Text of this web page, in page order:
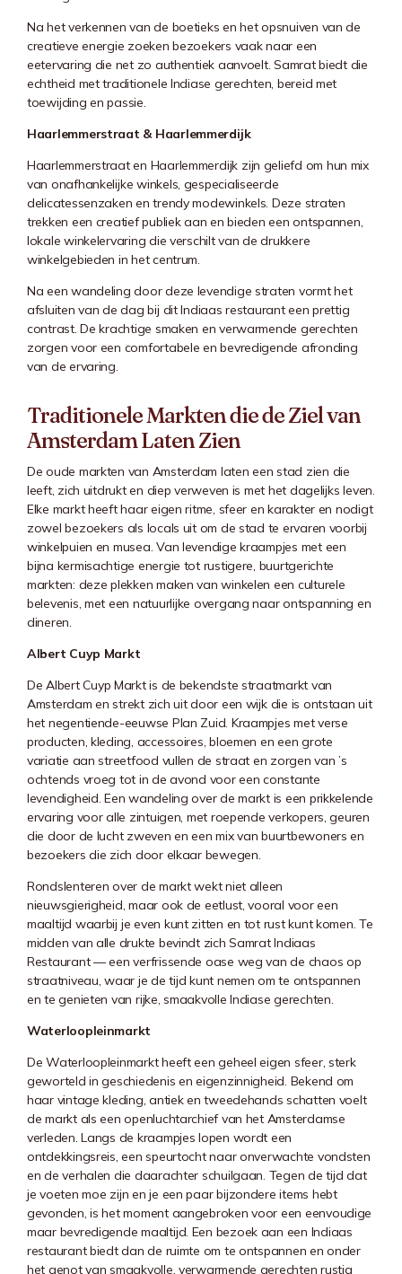
Na het verkennen van de boetieks en het opsnuiven van de
creatieve energie zoeken bezoekers vaak naar een
eetervaring die net zo authentiek aanvoelt. Samrat biedt die
echtheid met traditionele Indiase gerechten, bereid met
toewijding en passie.
Haarlemmerstraat & Haarlemmerdijk
Haarlemmerstraaten Haarlemmerdijk zijn geliefd om hun mix
van onafhankelijke winkels, gespecialiseerde
delicatessenzaken en trendy modewinkels. Deze straten
trekken een creatief publiek aan en bieden een ontspannen,
lokale winkelervaring die verschilt van de drukkere
winkelgebieden in het centrum.
Na een wandeling door deze levendige straten vormt het
afsluiten van de dag bij dit Indiaas restaurant een prettig
contrast. De krachtige smaken en verwarmende gerechten
zorgen voor een comfortabele en bevredigende afronding
van de ervaring.
Traditionele Markten die de Ziel van
Amsterdam Laten Zien
De oude markten van Amsterdam laten een stad zien die
leeft, zich uitdrukt en diep verweven is met het dagelijks leven.
Elke markt heeft haar eigen ritme, sfeer en karakter en nodigt
zowel bezoekers als locals uit om de stad te ervaren voorbij
winkelpuien en musea. Van levendige kraampjes met een
bijna kermisachtige energie tot rustigere, buurtgerichte
markten: deze plekken maken van winkelen een culturele
belevenis, met een natuurlijke overgang naar ontspanning en
dineren.
Albert Cuyp Markt
DeAlbert Cuyp Marktis de bekendste straatmarkt van
Amsterdam en strekt zich uit door een wijk die is ontstaan uit
het negentiende-eeuwse Plan Zuid. Kraampjes met verse
producten, kleding, accessoires, bloemen en een grote
variatie aan streetfood vullen de straat en zorgen van ’s
ochtends vroeg tot in de avond voor een constante
levendigheid. Een wandeling over de markt is een prikkelende
ervaring voor alle zintuigen, met roepende verkopers, geuren
die door de lucht zweven en een mix van buurtbewoners en
bezoekers die zich door elkaar bewegen.
Rondslenteren over de markt wekt niet alleen
nieuwsgierigheid, maar ook de eetlust, vooral voor een
maaltijd waarbij je even kunt zitten en tot rust kunt komen. Te
midden van alle drukte bevindt zich Samrat Indiaas
Restaurant — een verfrissende oase weg van de chaos op
straatniveau, waar je de tijd kunt nemen om te ontspannen
en te genieten van rijke, smaakvolle Indiase gerechten.
Waterloopleinmarkt
De Waterloopleinmarkt heeft een geheel eigen sfeer, sterk
geworteld in geschiedenis en eigenzinnigheid. Bekend om
haar vintage kleding, antiek en tweedehands schatten voelt
de markt als een openluchtarchief van het Amsterdamse
verleden. Langs de kraampjes lopen wordt een
ontdekkingsreis, een speurtocht naar onverwachte vondsten
en de verhalen die daarachter schuilgaan. Tegen de tijd dat
je voeten moe zijn en je een paar bijzondere items hebt
gevonden, is het moment aangebroken voor een eenvoudige
maar bevredigende maaltijd. Een bezoek aan een Indiaas
restaurant biedt dan de ruimte om te ontspannen en onder
het genot van smaakvolle, verwarmende gerechten rustig